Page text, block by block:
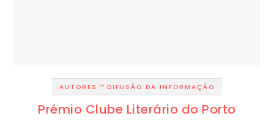
AUTORES - DIFUSÃO DA INFORMAÇÃO
Prémio Clube Literário do Porto